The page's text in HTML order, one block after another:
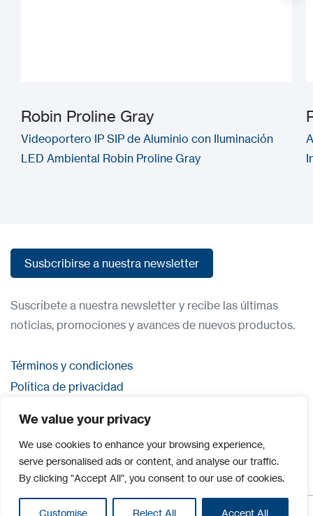
We value your privacy
We use cookies to enhance your browsing experience,
serve personalised ads or content, and analyse our traffic.
By clicking "Accept All", you consent to our use of cookies.
Customise Reject All Accept All
Robin Proline Gray
Videoportero IP SIP de Aluminio con Iluminación
LED Ambiental Robin Proline Gray
Susbcribirse a nuestra newsletter
Suscríbete a nuestra newsletter y recibe las últimas
noticias, promociones y avances de nuevos productos.
Términos y condiciones
Política de privacidad
Iniciar sesión